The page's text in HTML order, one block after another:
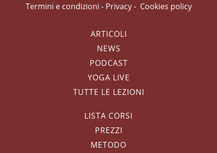
Termini e condizioni - Privacy- Cookies policy
ARTICOLI
NEWS
PODCAST
YOGA LIVE
TUTTE LE LEZIONI
LISTA CORSI
PREZZI
METODO